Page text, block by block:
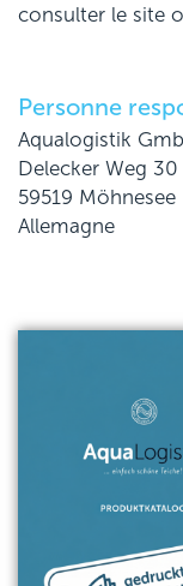
consulter le site
Personne
Aqualogistik
Delecker Weg 30
59519 Möhnesee
Allemagne